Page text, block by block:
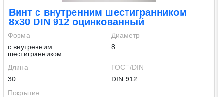
Винт с внутренним шестигранником
8х30 DIN 912 оцинкованный
Форма
с внутренним
шестигранником
Диаметр
8
Длина
30
ГОСТ/DIN
DIN 912
Покрытие